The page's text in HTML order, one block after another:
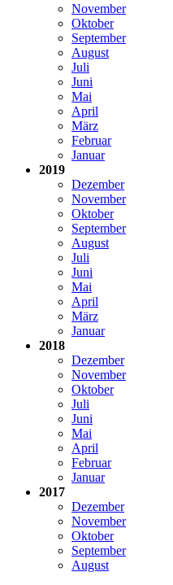
November
Oktober
September
August
Juli
Juni
Mai
April
März
Februar
Januar
2019
Dezember
November
Oktober
September
August
Juli
Juni
Mai
April
März
Januar
2018
Dezember
November
Oktober
Juli
Juni
Mai
April
Februar
Januar
2017
Dezember
November
Oktober
September
August